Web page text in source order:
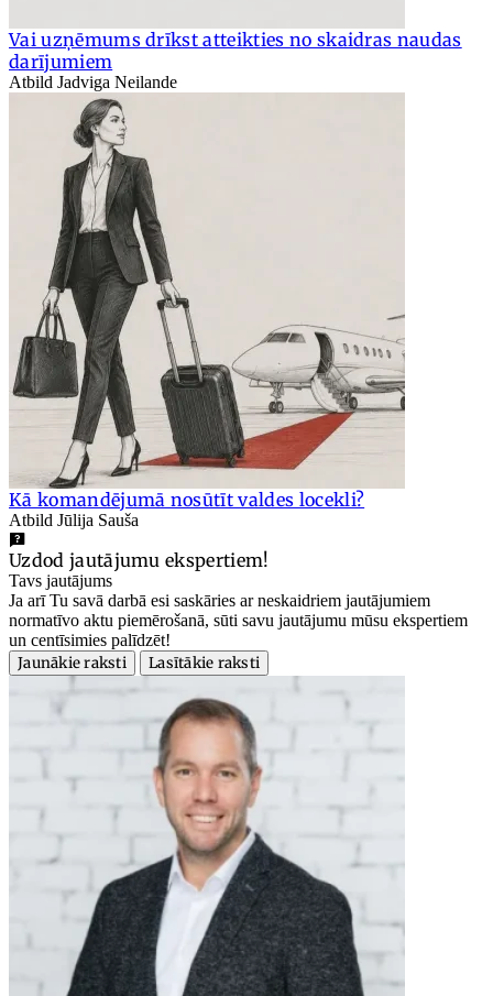
Vai uzņēmums drīkst atteikties no skaidras naudas
darījumiem
Atbild Jadviga Neilande
Kā komandējumā nosūtīt valdes locekli?
Atbild Jūlija Sauša
Uzdod jautājumu ekspertiem!
Tavs jautājums
Ja arī Tu savā darbā esi saskāries ar neskaidriem jautājumiem
normatīvo aktu piemērošanā, sūti savu jautājumu mūsu ekspertiem
un centīsimies palīdzēt!
Jaunākie raksti
Lasītākie raksti